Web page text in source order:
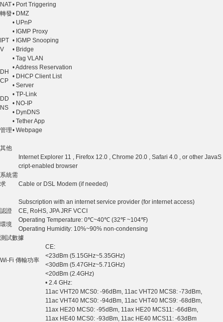
NAT
轉發
• Port Triggering
• DMZ
• UPnP
IPT
V
• IGMP Proxy
• IGMP Snooping
• Bridge
• Tag VLAN
DH
CP
• Address Reservation
• DHCP Client List
• Server
DD
NS
• TP-Link
• NO-IP
• DynDNS
管理
• Tether App
• Webpage
其他
系統需
求
Internet Explorer 11 , Firefox 12.0 , Chrome 20.0 , Safari 4.0 , or other JavaS
cript-enabled browser
Cable or DSL Modem (if needed)
Subscription with an internet service provider (for internet access)
認證
CE, RoHS, JPA JRF VCCI
環境
Operating Temperature: 0℃~40℃ (32℉ ~104℉)
Operating Humidity: 10%~90% non-condensing
測試數據
Wi-Fi 傳輸功率
CE:
<23dBm (5.15GHz~5.35GHz)
<30dBm (5.47GHz~5.71GHz)
<20dBm (2.4GHz)
• 2.4 GHz:
11ac VHT20 MCS0: -96dBm, 11ac VHT20 MCS8: -73dBm,
11ac VHT40 MCS0: -94dBm, 11ac VHT40 MCS9: -68dBm,
11ax HE20 MCS0: -95dBm, 11ax HE20 MCS11: -66dBm,
11ax HE40 MCS0: -93dBm, 11ac HE40 MCS11: -63dBm